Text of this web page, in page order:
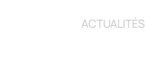
ACTUALITÉS